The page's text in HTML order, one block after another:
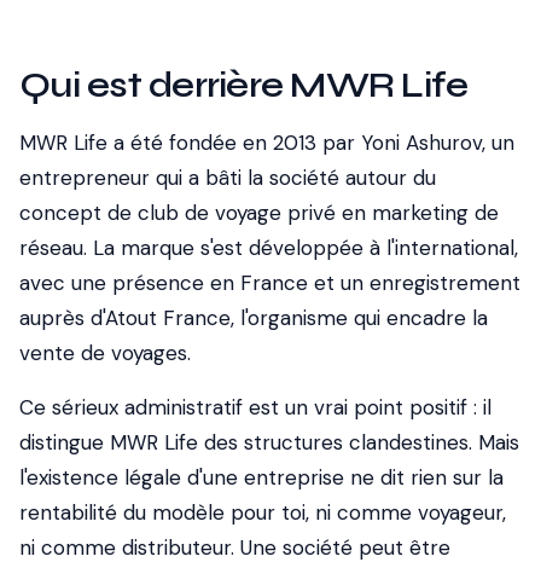
Qui est derrière MWR Life
MWR Life a été fondée en 2013 par Yoni Ashurov, un
entrepreneur qui a bâti la société autour du
concept de club de voyage privé en marketing de
réseau. La marque s'est développée à l'international,
avec une présence en France et un enregistrement
auprès d'Atout France, l'organisme qui encadre la
vente de voyages.
Ce sérieux administratif est un vrai point positif : il
distingue MWR Life des structures clandestines. Mais
l'existence légale d'une entreprise ne dit rien sur la
rentabilité du modèle pour toi, ni comme voyageur,
ni comme distributeur. Une société peut être